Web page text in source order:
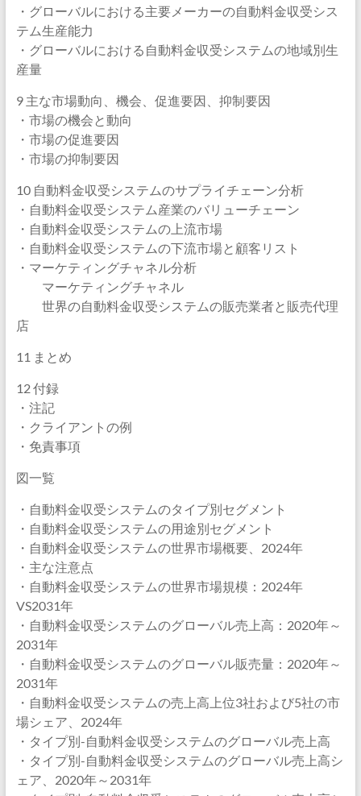
・グローバルにおける主要メーカーの自動料金収受シス
テム生産能力
・グローバルにおける自動料金収受システムの地域別生
産量
9 主な市場動向、機会、促進要因、抑制要因
・市場の機会と動向
・市場の促進要因
・市場の抑制要因
10 自動料金収受システムのサプライチェーン分析
・自動料金収受システム産業のバリューチェーン
・自動料金収受システムの上流市場
・自動料金収受システムの下流市場と顧客リスト
・マーケティングチャネル分析
マーケティングチャネル
世界の自動料金収受システムの販売業者と販売代理
店
11 まとめ
12 付録
・注記
・クライアントの例
・免責事項
図一覧
・自動料金収受システムのタイプ別セグメント
・自動料金収受システムの用途別セグメント
・自動料金収受システムの世界市場概要、2024年
・主な注意点
・自動料金収受システムの世界市場規模：2024年
VS2031年
・自動料金収受システムのグローバル売上高：2020年～
2031年
・自動料金収受システムのグローバル販売量：2020年～
2031年
・自動料金収受システムの売上高上位3社および5社の市
場シェア、2024年
・タイプ別-自動料金収受システムのグローバル売上高
・タイプ別-自動料金収受システムのグローバル売上高シ
ェア、2020年～2031年